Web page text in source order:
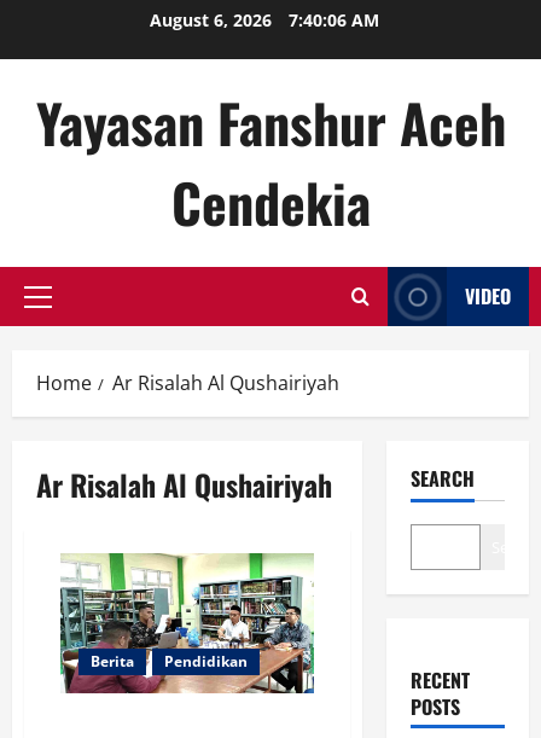
August 6, 2026 7:40:07 AM
Yayasan Fanshur Aceh
Cendekia
Primary
VIDEO
Home Ar Risalah Al Qushairiyah
Ar Risalah Al Qushairiyah
Berita Pendidikan
SEARCH
RECENT
POSTS